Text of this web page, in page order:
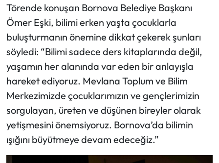
Törende konuşan Bornova Belediye Başkanı
Ömer Eşki, bilimi erken yaşta çocuklarla
buluşturmanın önemine dikkat çekerek şunları
söyledi: “Bilimi sadece ders kitaplarında değil,
yaşamın her alanında var eden bir anlayışla
hareket ediyoruz. Mevlana Toplum ve Bilim
Merkezimizde çocuklarımızın ve gençlerimizin
sorgulayan, üreten ve düşünen bireyler olarak
yetişmesini önemsiyoruz. Bornova’da bilimin
ışığını büyütmeye devam edeceğiz.”